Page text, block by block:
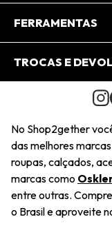
Journal
Saiu na Mídia
Sustentabilidade
Navegando
Central de
Regulamento e
FERRAMENTAS
Minha Conta
Pedido de Presente
Wishlist
TROCAS E
Condições Gerais
Troca Fácil
Restituição de
Dúvidas Frequentes
No Shop2gether
das melhores
roupas, calçados,
marcas como
entre outras.
o Brasil e aproveite